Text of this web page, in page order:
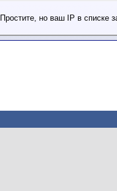
Простите, но ваш IP в списке